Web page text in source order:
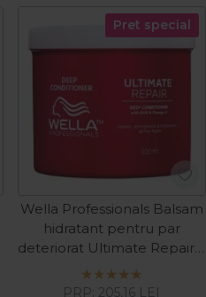
Pret special
Wella Professionals Balsam
hidratant pentru par
deteriorat Ultimate Repair 2
500ml
PRP: 205,16 LEI